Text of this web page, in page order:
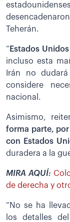
Teherán.
“ Estados
incluso esta
Irán no
considere
nacional.
Asimismo,
forma parte,
con Estados
duradera a la
MIRA AQUÍ:
de derecha y
“No se ha
los detalles